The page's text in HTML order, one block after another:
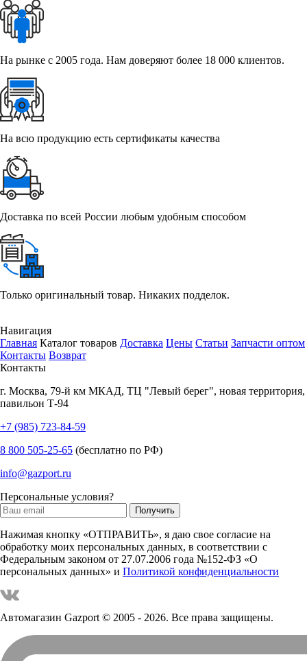
На рынке с 2005 года. Нам доверяют более 18 000 клиентов.
На всю продукцию есть сертификаты качества
Доставка по всей России любым удобным способом
Только оригинальный товар. Никаких подделок.
Навигация
Главная Каталог товаров Доставка Цены Статьи Запчасти оптом
Контакты Возврат
Контакты
г. Москва, 79-й км МКАД, ТЦ "Левый берег", новая территория,
павильон Т-94
+7 (985) 723-84-59
8 800 505-25-65 (бесплатно по РФ)
info@gazport.ru
Персональные условия?
Нажимая кнопку «ОТПРАВИТЬ», я даю свое согласие на
обработку моих персональных данных, в соответствии с
Федеральным законом от 27.07.2006 года №152-ФЗ «О
персональных данных» и Политикой конфиденциальности
Автомагазин Gazport© 2005 - 2026. Все права защищены.